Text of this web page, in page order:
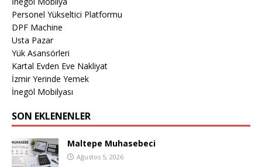
Personel Yükseltici Platformu
DPF Machine
Usta Pazar
Yük Asansörleri
Kartal Evden Eve Nakliyat
İzmir Yerinde Yemek
İnegöl Mobilyası
SON EKLENENLER
Maltepe Muhasebeci
Ağustos 5, 2026